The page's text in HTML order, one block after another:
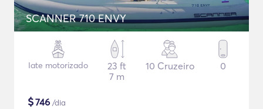
SCANNER 710 ENVY
Iate motorizado
23 ft
7 m
10 Cruzeiro 0
$746 /dia